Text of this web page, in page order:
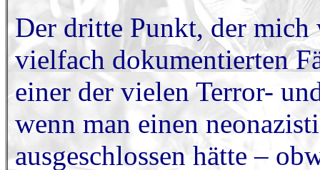
Der dritte Punkt, der mich
vielfach dokumentierten
einer der vielen Terror-
wenn man einen
ausgeschlossen hätte –